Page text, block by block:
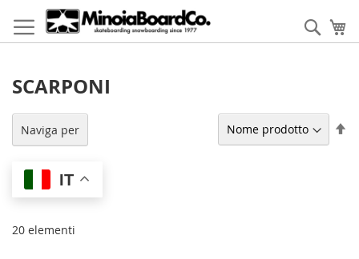
al
contenuto
Cerca
SCARPONI
20 elementi
Naviga per
IT